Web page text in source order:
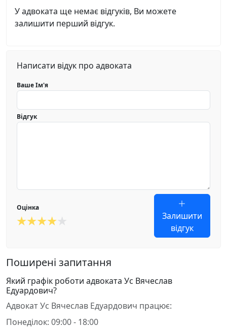
У адвоката ще немає відгуків, Ви можете
залишити перший відгук.
Написати відук про адвоката
Ваше Ім'я
Відгук
Оцінка
Залишити
відгук
Поширені запитання
Який графік роботи адвоката Ус Вячеслав
Едуардович?
Адвокат Ус Вячеслав Едуардович працює:
Понеділок: 09:00 - 18:00